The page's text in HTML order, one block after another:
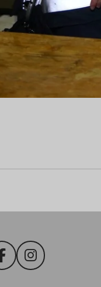
F
a
I
n